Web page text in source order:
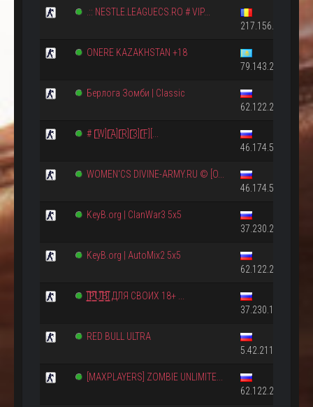
.:: NESTLE.LEAGUECS.RO # VIP...
ONERE KAZAKHSTAN +18
Берлога Зомби | Classic
# [̲̅W][̲̅A][̲̅R][̲̅3][̲̅F][...
WOMEN'CS DIVINE-ARMY.RU © [O...
KeyB.org | ClanWar3 5x5
KeyB.org | AutoMix2 5x5
|͇̿P͇̿U͇̿B͇̿| ДЛЯ СВОИХ 18+ ...
RED BULL ULTRA
5.42.211.49:27115
[MAXPLAYERS] ZOMBIE UNLIMITE...